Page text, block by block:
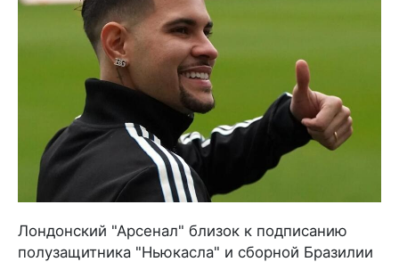
Лондонский "Арсенал" близок к подписанию
полузащитника "Ньюкасла" и сборной Бразилии